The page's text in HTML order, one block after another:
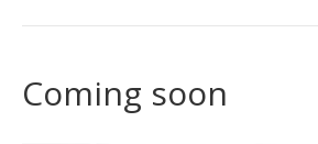
Coming soon